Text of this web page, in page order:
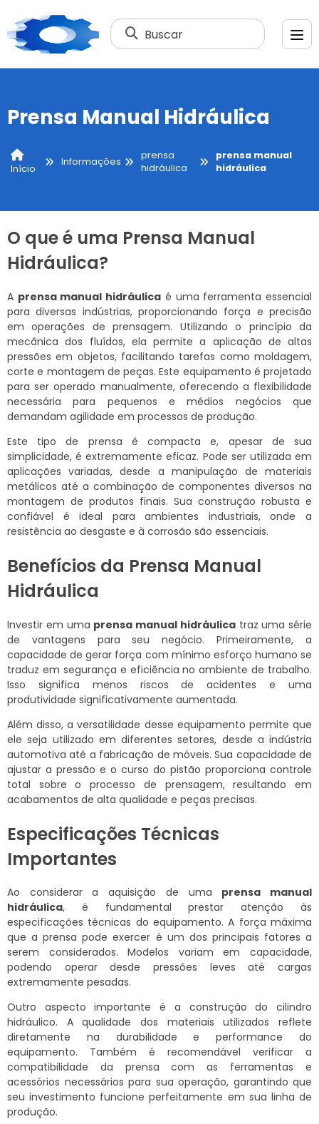
Buscar
Prensa Manual Hidráulica
Início
Informações
prensa
hidráulica
prensa manual
hidráulica
O que é uma Prensa Manual
Hidráulica?
A prensa manual hidráulica é uma ferramenta essencial
para diversas indústrias, proporcionando força e precisão
em operações de prensagem. Utilizando o princípio da
mecânica dos fluídos, ela permite a aplicação de altas
pressões em objetos, facilitando tarefas como moldagem,
corte e montagem de peças. Este equipamento é projetado
para ser operado manualmente, oferecendo a flexibilidade
necessária para pequenos e médios negócios que
demandam agilidade em processos de produção.
Este tipo de prensa é compacta e, apesar de sua
simplicidade, é extremamente eficaz. Pode ser utilizada em
aplicações variadas, desde a manipulação de materiais
metálicos até a combinação de componentes diversos na
montagem de produtos finais. Sua construção robusta e
confiável é ideal para ambientes industriais, onde a
resistência ao desgaste e à corrosão são essenciais.
Benefícios da Prensa Manual
Hidráulica
Investir em uma prensa manual hidráulicatraz uma série
de vantagens para seu negócio. Primeiramente, a
capacidade de gerar força com mínimo esforço humano se
traduz em segurança e eficiência no ambiente de trabalho.
Isso significa menos riscos de acidentes e uma
produtividade significativamente aumentada.
Além disso, a versatilidade desse equipamento permite que
ele seja utilizado em diferentes setores, desde a indústria
automotiva até a fabricação de móveis. Sua capacidade de
ajustar a pressão e o curso do pistão proporciona controle
total sobre o processo de prensagem, resultando em
acabamentos de alta qualidade e peças precisas.
Especificações Técnicas
Importantes
Ao considerar a aquisição de uma prensa manual
hidráulica, é fundamental prestar atenção às
especificações técnicas do equipamento. A força máxima
que a prensa pode exercer é um dos principais fatores a
serem considerados. Modelos variam em capacidade,
podendo operar desde pressões leves até cargas
extremamente pesadas.
Outro aspecto importante é a construção do cilindro
hidráulico. A qualidade dos materiais utilizados reflete
diretamente na durabilidade e performance do
equipamento. Também é recomendável verificar a
compatibilidade da prensa com as ferramentas e
acessórios necessários para sua operação, garantindo que
seu investimento funcione perfeitamente em sua linha de
produção.